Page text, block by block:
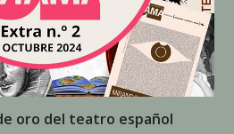
oro del teatro español